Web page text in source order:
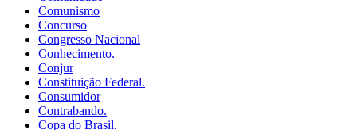
Comunismo
Concurso
Congresso Nacional
Conhecimento.
Conjur
Constituição Federal.
Consumidor
Contrabando.
Copa do Brasil.